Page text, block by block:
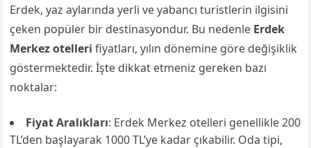
Erdek, yaz aylarında yerli ve yabancı turistlerin ilgisini
çeken popüler bir destinasyondur. Bu nedenle Erdek
Merkez otelleri fiyatları, yılın dönemine göre değişiklik
göstermektedir. İşte dikkat etmeniz gereken bazı
noktalar:
Fiyat Aralıkları: Erdek Merkez otelleri genellikle 200
TL’den başlayarak 1000 TL’ye kadar çıkabilir. Oda tipi,